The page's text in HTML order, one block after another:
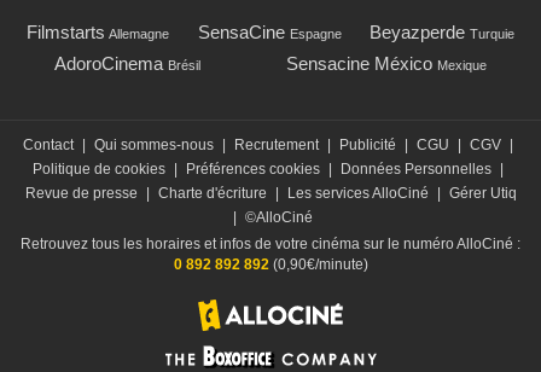
Filmstarts Allemagne SensaCine Espagne Beyazperde Turquie
AdoroCinema Brésil Sensacine México Mexique
Contact | Qui sommes-nous | Recrutement | Publicité | CGU | CGV |
Politique de cookies | Préférences cookies | Données Personnelles |
Revue de presse
| Charte d'écriture | Les services AlloCiné | Gérer Utiq
| ©AlloCiné
Retrouvez tous les horaires et infos de votre cinéma sur le numéro AlloCiné :
0 892 892 892 (0,90€/minute)